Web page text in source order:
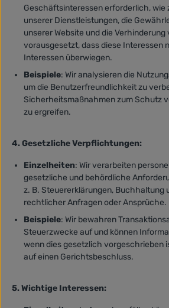
Geschäftsinteressen erforderlich, wie
unserer Dienstleistungen, die
unserer Website und die Verhinderung
vorausgesetzt, dass diese Interessen
Interessen überwiegen.
Beispiele: Wir analysieren die
um die Benutzerfreundlichkeit zu
Sicherheitsmaßnahmen zum Schutz
zu ergreifen.
4. Gesetzliche Verpflichtungen:
Einzelheiten: Wir verarbeiten
gesetzliche und behördliche
z. B. Steuererklärungen, Buchhaltung
rechtlicher Anfragen oder Ansprüche.
Beispiele: Wir bewahren
Steuerzwecke auf und können
wenn dies gesetzlich vorgeschrieben
auf einen Gerichtsbeschluss.
5. Wichtige Interessen: